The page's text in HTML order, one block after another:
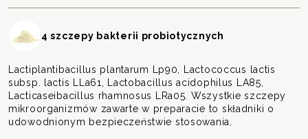
4 szczepy bakterii probiotycznych
Lactiplantibacillus plantarum Lp90, Lactococcus lactis
subsp. lactis LLa61, Lactobacillus acidophilus LA85,
Lacticaseibacillus rhamnosus LRa05. Wszystkie szczepy
mikroorganizmów zawarte w preparacie to składniki o
udowodnionym bezpieczeństwie stosowania.